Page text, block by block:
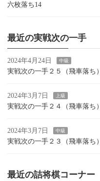
六枚落ち14
最近の実戦次の一手
2024年4月24日 中級
実戦次の一手２５（飛車落ち）
2024年3月7日 上級
実戦次の一手２４（飛車落ち）
2024年3月7日 中級
実戦次の一手２３（飛車落ち）
最近の詰将棋コーナー